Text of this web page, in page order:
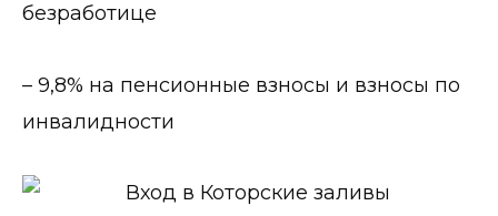
безработице
– 9,8% на пенсионные взносы и взносы по
инвалидности